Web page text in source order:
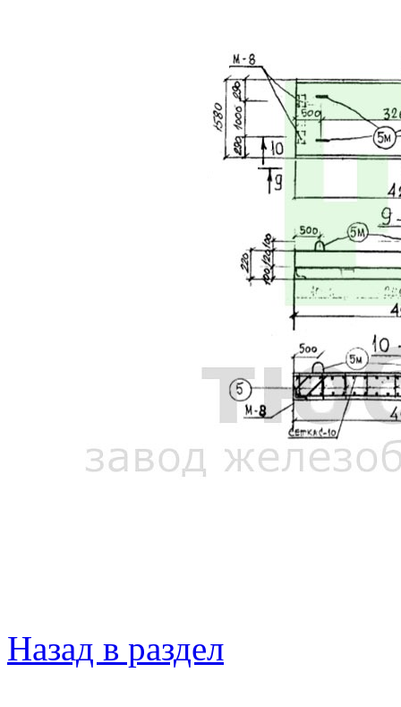
Назад в раздел